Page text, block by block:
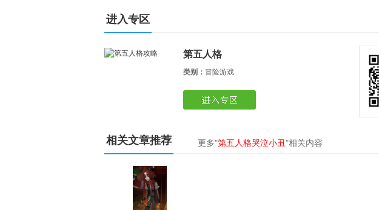
进入专区
第五人格
类别： 冒险游戏
相关文章推荐 更多"第五人格哭泣小丑"相关内容